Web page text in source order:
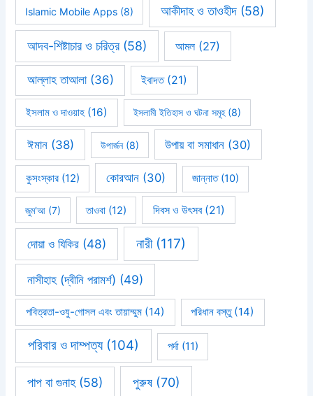
Islamic Mobile Apps (8) আকীদাহ ও তাওহীদ(58)
আদব-শিষ্টাচার ও চরিত্র(58) আমল(27)
আল্লাহ তাআলা(36) ইবাদত(21)
ইসলাম ও দাওয়াহ (16) ইসলামী ইতিহাস ও ঘটনা সমূহ(8)
ঈমান(38) উপার্জন(8) উপায় বা সমাধান (30)
কুসংস্কার(12) কোরআন (30) জান্নাত(10)
জুম'আ (7) তাওবা (12) দিবস ও উৎসব(21)
দোয়া ও যিকির (48) নারী(117)
নাসীহাহ (দ্বীনি পরামর্শ) (49)
পবিত্রতা-ওযু-গোসল এবং তায়াম্মুম (14) পরিধান বস্তু(14)
পরিবার ও দাম্পত্য(104) পর্দা(11)
পাপ বা গুনাহ(58) পুরুষ(70)